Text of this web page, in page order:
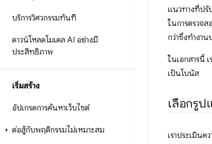
บริการวิศวกรรมทันที
ดาวน์โหลดโมเดล AI อย่างมี
ประสิทธิภาพ
เริ่มสร้าง
อัปเกรดการค้นหาเว็บไซต์
ต่อสู้กับพฤติกรรมไม่เหมาะสม
แนวทางที่ปรั
ในการตรวจ
กว่าซึ่งทำงา
ในเอกสารนี้
เป็นโบนัส
เลือกรูป
เราประเมิน